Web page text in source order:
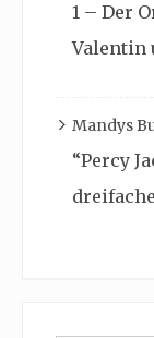
1 – Der
Valentin
Mandys
“Percy